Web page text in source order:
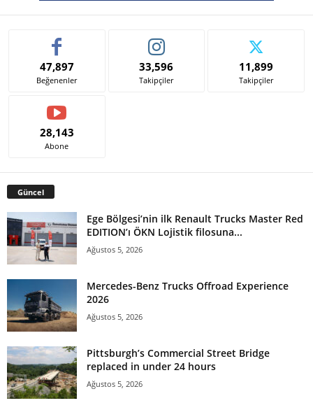
47,897
Beğenenler
33,596
Takipçiler
11,899
Takipçiler
28,143
Abone
Güncel
Ege Bölgesi’nin ilk Renault Trucks Master Red
EDITION’ı ÖKN Lojistik filosuna...
Ağustos 5, 2026
Mercedes-Benz Trucks Offroad Experience
2026
Ağustos 5, 2026
Pittsburgh’s Commercial Street Bridge
replaced in under 24 hours
Ağustos 5, 2026